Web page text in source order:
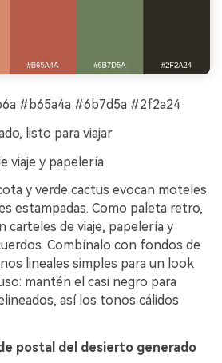
#b65a4a #6b7d5a #2f2a24
listo para viajar
viaje y papelería
y verde cactus evocan moteles
estampadas. Como paleta retro,
carteles de viaje, papelería y
Combínalo con fondos de
lineales simples para un look
mantén el casi negro para
así los tonos cálidos
postal del desierto generado